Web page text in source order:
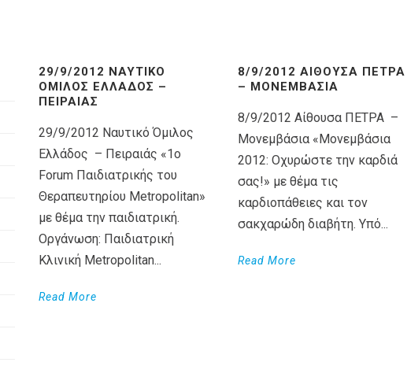
29/9/2012 ΝΑΥΤΙΚΌ
ΌΜΙΛΟΣ ΕΛΛΆΔΟΣ –
ΠΕΙΡΑΙΆΣ
29/9/2012 Ναυτικό Όμιλος
Ελλάδος – Πειραιάς «1ο
Forum Παιδιατρικής του
Θεραπευτηρίου Metropolitan»
με θέμα την παιδιατρική.
Οργάνωση: Παιδιατρική
Κλινική Metropolitan...
Read More
8/9/2012 ΑΊΘΟΥΣΑ ΠΕΤΡΑ
– ΜΟΝΕΜΒΆΣΙΑ
8/9/2012 Αίθουσα ΠΕΤΡΑ –
Μονεμβάσια «Μονεμβάσια
2012: Οχυρώστε την καρδιά
σας!» με θέμα τις
καρδιοπάθειες και τον
σακχαρώδη διαβήτη. Υπό...
Read More